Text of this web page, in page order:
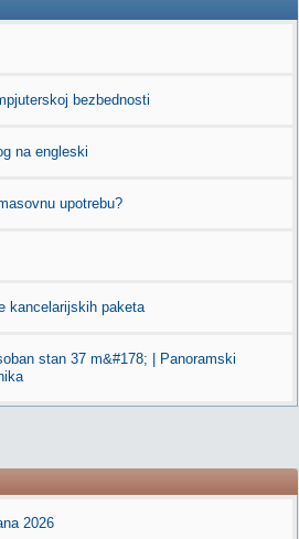
bezbednosti
na engleski
upotrebu?
kancelarijskih paketa
stan 37 m&#178; | Panoramski
2026